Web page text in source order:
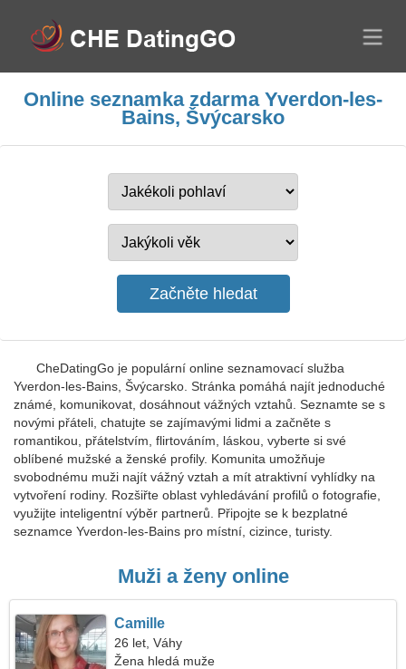
Online seznamka zdarma Yverdon-les-
Bains, Švýcarsko
CheDatingGo je populární online seznamovací služba
Yverdon-les-Bains, Švýcarsko. Stránka pomáhá najít jednoduché
známé, komunikovat, dosáhnout vážných vztahů. Seznamte se s
novými přáteli, chatujte se zajímavými lidmi a začněte s
romantikou, přátelstvím, flirtováním, láskou, vyberte si své
oblíbené mužské a ženské profily. Komunita umožňuje
svobodnému muži najít vážný vztah a mít atraktivní vyhlídky na
vytvoření rodiny. Rozšiřte oblast vyhledávání profilů o fotografie,
využijte inteligentní výběr partnerů. Připojte se k bezplatné
seznamce Yverdon-les-Bains pro místní, cizince, turisty.
Muži a ženy online
Camille
26 let, Váhy
Žena hledá muže